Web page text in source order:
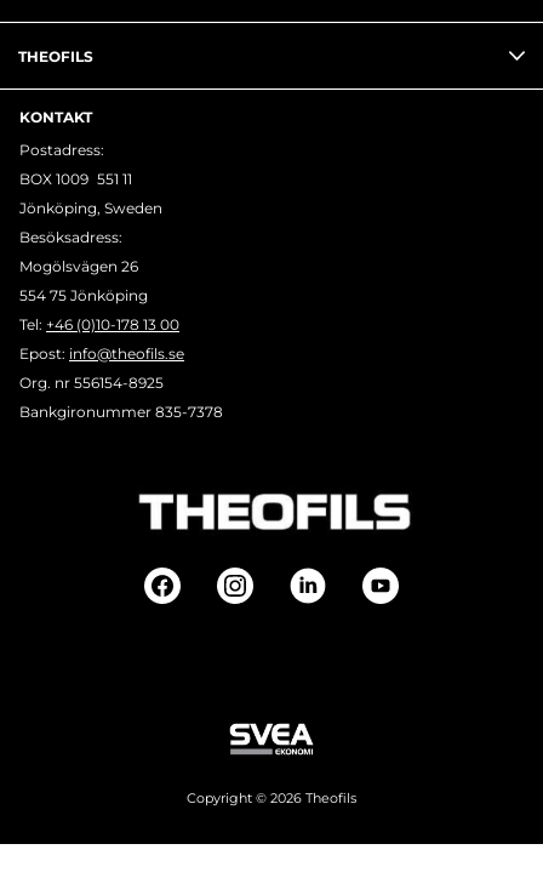
THEOFILS
KONTAKT
Postadress:
BOX 1009 551 11
Jönköping, Sweden
Besöksadress:
Mogölsvägen 26
554 75 Jönköping
Tel: +46 (0)10-178 13 00
Epost: info@theofils.se
Org. nr 556154-8925
Bankgironummer 835-7378
Copyright © 2026 Theofils